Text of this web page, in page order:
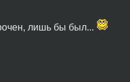
лишь бы был...